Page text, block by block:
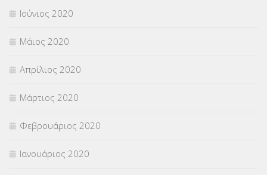
Ιούνιος 2020
Μάιος 2020
Απρίλιος 2020
Μάρτιος 2020
Φεβρουάριος 2020
Ιανουάριος 2020